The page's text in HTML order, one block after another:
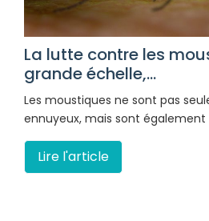
La lutte contre les
grande échelle,...
Les moustiques ne sont pas
ennuyeux, mais sont
Lire l'article